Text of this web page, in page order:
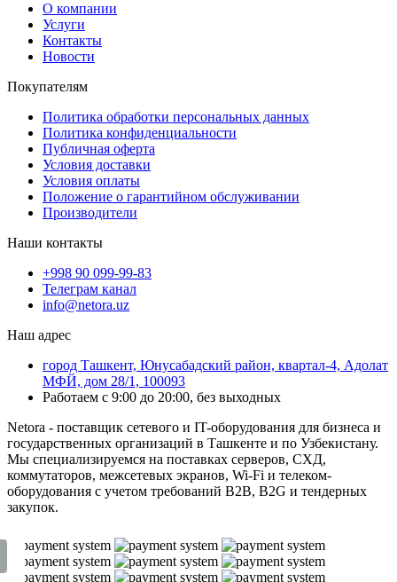
О компании
Услуги
Контакты
Новости
Покупателям
Политика обработки персональных данных
Политика конфиденциальности
Публичная оферта
Условия доставки
Условия оплаты
Положение о гарантийном обслуживании
Производители
Наши контакты
+998 90 099-99-83
Телеграм канал
info@netora.uz
Наш адрес
город Ташкент, Юнусабадский район, квартал-4, Адолат
МФЙ, дом 28/1, 100093
Работаем с 9:00 до 20:00, без выходных
Netora - поставщик сетевого и IT-оборудования для бизнеса и
государственных организаций в Ташкенте и по Узбекистану.
Мы специализируемся на поставках серверов, СХД,
коммутаторов, межсетевых экранов, Wi-Fi и телеком-
оборудования с учетом требований B2B, B2G и тендерных
закупок.